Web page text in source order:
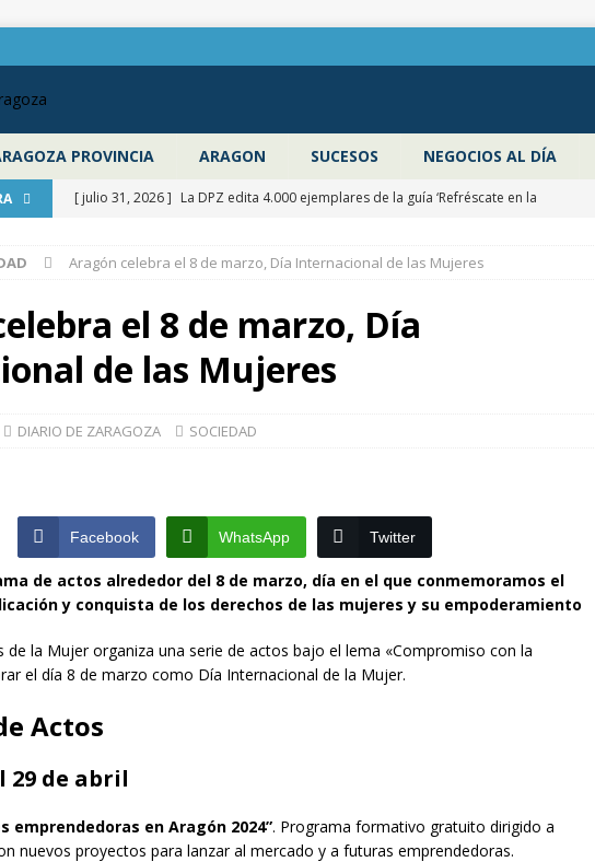
PROVINCIA ARAGON SUCESOS NEGOCIOS AL DÍA
[ julio 31, 2026 ] La DPZ edita 4.000 ejemplares de la guía ‘Refréscate en la
aire libre en el verano
ZARAGOZA PROVINCIA
[ julio 31, 2026 ]
Pancho Varona abre este sábado el Festival Veruela Verano de la
Diputación de Zaragoza con las entradas agotadas
[ julio 31, 2026 ] Zaragoza congela un año más los impuestos municipales y
ZARAGOZA PROVINCIA
interceptaron poco después de robar en el interior de más de media docena de
vehículos
ZARAGOZA
Aragón celebra el 8 de marzo, Día Internacional de las Mujeres
el 8 de marzo, Día
de las Mujeres
DIARIO DE ZARAGOZA SOCIEDAD
Facebook WhatsApp Twitter
de actos alrededor del 8 de marzo, día en el que conmemoramos el
y conquista de los derechos de las mujeres y su empoderamiento
de la Mujer organiza una serie de actos bajo el lema «Compromiso con la
el día 8 de marzo como Día Internacional de la Mujer.
Actos
29 de abril
emprendedoras en Aragón 2024”. Programa formativo gratuito dirigido a
nuevos proyectos para lanzar al mercado y a futuras emprendedoras.